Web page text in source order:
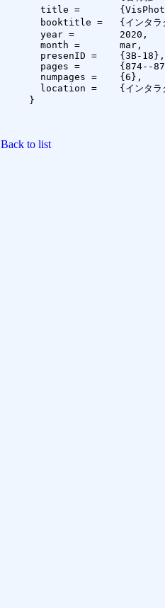
  title =	{VisPhoto: 全方位カメラを用いた視覚障碍者のための写真撮影支援システム},
  booktitle =	{インタラクション2020論文集},
  year =	2020,
  month =	mar,
  presenID =	{3B-18},
  pages =	{874--879},
  numpages =	{6},
  location =	{インタラクション2020}
}
Back to list